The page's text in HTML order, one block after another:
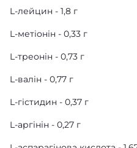
L-лейцин - 1,8 г
L-метіонін - 0,33 г
L-треонін - 0,73 г
L-валін - 0,77 г
L-гістидин - 0,37 г
L-аргінін - 0,27 г